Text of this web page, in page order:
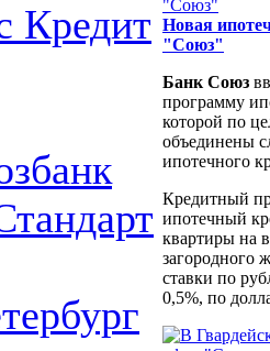
Кредит
Новая
"Союз"
Банк Союз
программу
которой по
объединены
ипотечного
Кредитный
ипотечный
квартиры на
загородного
ставки по
0,5%, по